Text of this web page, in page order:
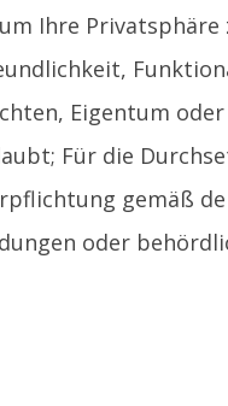
Ihre Privatsphäre
Eigentum oder
Für die
gemäß
oder